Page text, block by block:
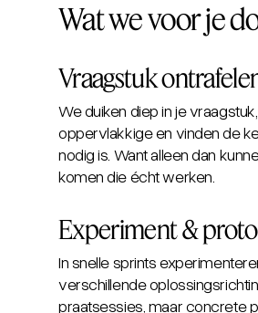
Wat we voor je
Vraagstuk
We duiken diep in je
oppervlakkige en vinden de
nodig is. Want alleen dan
komen die écht werken.
Experiment &
In snelle sprints
verschillende
praatsessies, maar concrete